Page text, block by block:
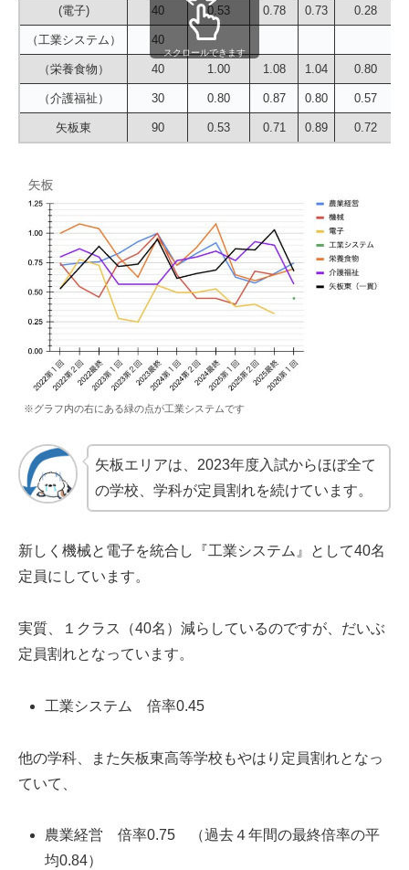
(電子) 40 0.53 0.78 0.73 0.28
（工業システム） 40
（栄養食物） 40 1.00 1.08 1.04 0.80
（介護福祉） 30 0.80 0.87 0.80 0.57
矢板東 90 0.53 0.71 0.89 0.72
スクロールできます
※グラフ内の右にある緑の点が工業システムです
矢板エリアは、2023年度入試からほぼ全て
の学校、学科が定員割れを続けています。
新しく機械と電子を統合し『工業システム』として40名
定員にしています。
実質、１クラス（40名）減らしているのですが、だいぶ
定員割れとなっています。
工業システム 倍率0.45
他の学科、また矢板東高等学校もやはり定員割れとなっ
ていて、
農業経営 倍率0.75 （過去４年間の最終倍率の平
均0.84）